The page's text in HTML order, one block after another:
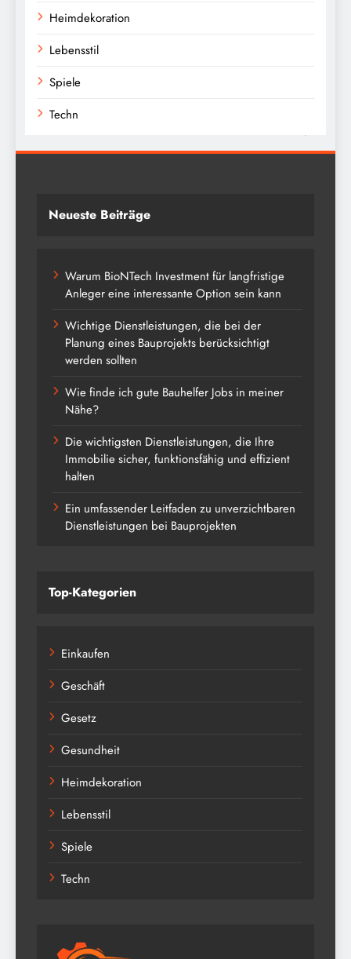
Heimdekoration
Lebensstil
Spiele
Techn
Neueste Beiträge
Warum BioNTech Investment für langfristige
Anleger eine interessante Option sein kann
Wichtige Dienstleistungen, die bei der
Planung eines Bauprojekts berücksichtigt
werden sollten
Wie finde ich gute Bauhelfer Jobs in meiner
Nähe?
Die wichtigsten Dienstleistungen, die Ihre
Immobilie sicher, funktionsfähig und effizient
halten
Ein umfassender Leitfaden zu unverzichtbaren
Dienstleistungen bei Bauprojekten
Top-Kategorien
Einkaufen
Geschäft
Gesetz
Gesundheit
Heimdekoration
Lebensstil
Spiele
Techn